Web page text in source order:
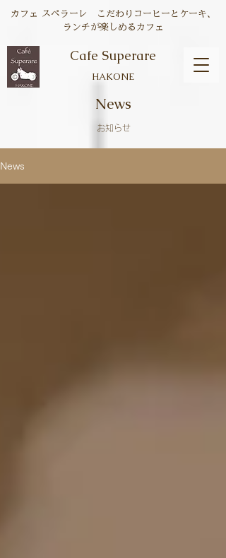
Cafe Superare
HAKONE
カフェ スペラーレ こだわりコーヒーとケーキ、
ランチが楽しめるカフェ
News
お知らせ
News